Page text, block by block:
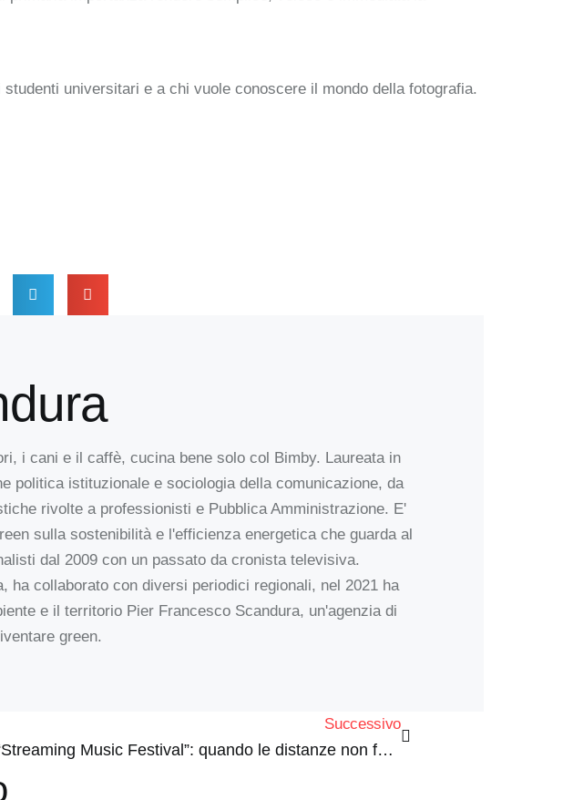
universitari e a chi vuole conoscere il mondo della fotografia.
i cani e il caffè, cucina bene solo col Bimby. Laureata in
politica istituzionale e sociologia della comunicazione, da
rivolte a professionisti e Pubblica Amministrazione. E'
sulla sostenibilità e l'efficienza energetica che guarda al
dal 2009 con un passato da cronista televisiva.
ha collaborato con diversi periodici regionali, nel 2021 ha
e il territorio Pier Francesco Scandura, un'agenzia di
green.
Successivo
Al via “Streaming Music Festival”: quando le distanze non fermano la musica